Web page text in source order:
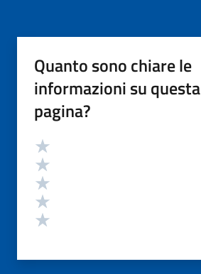
Quanto sono chiare le
informazioni su questa
pagina?
Valutazione